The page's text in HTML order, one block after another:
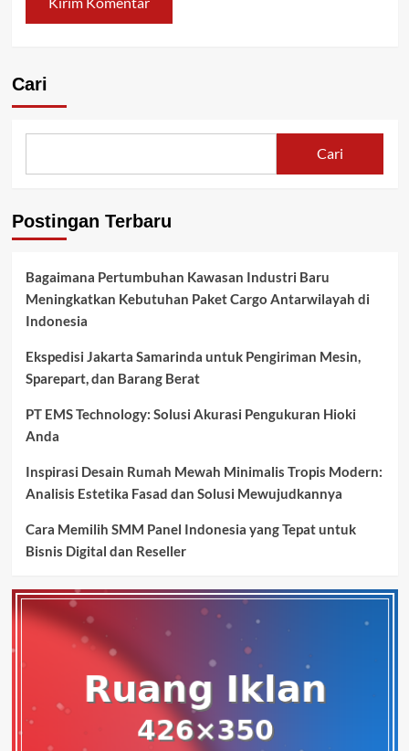
Cari
Cari
Postingan Terbaru
Bagaimana Pertumbuhan Kawasan Industri Baru
Meningkatkan Kebutuhan Paket Cargo Antarwilayah di
Indonesia
Ekspedisi Jakarta Samarinda untuk Pengiriman Mesin,
Sparepart, dan Barang Berat
PT EMS Technology: Solusi Akurasi Pengukuran Hioki
Anda
Inspirasi Desain Rumah Mewah Minimalis Tropis Modern:
Analisis Estetika Fasad dan Solusi Mewujudkannya
Cara Memilih SMM Panel Indonesia yang Tepat untuk
Bisnis Digital dan Reseller